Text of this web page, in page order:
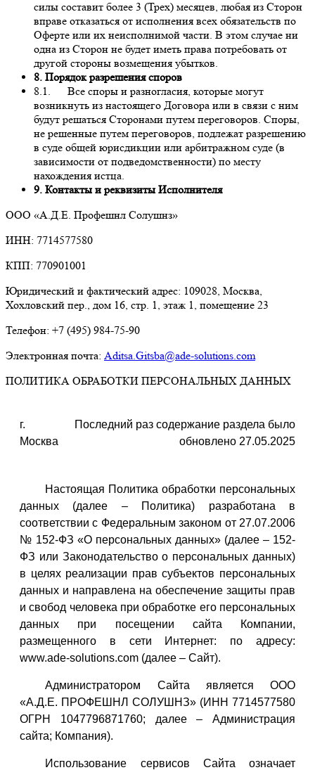
силы составит более 3 (Трех) месяцев, любая из Сторон
вправе отказаться от исполнения всех обязательств по
Оферте или их неисполнимой части. В этом случае ни
одна из Сторон не будет иметь права потребовать от
другой стороны возмещения убытков.
8. Порядок разрешения споров
8.1. Все споры и разногласия, которые могут
возникнуть из настоящего Договора или в связи с ним
будут решаться Сторонами путем переговоров. Споры,
не решенные путем переговоров, подлежат разрешению
в суде общей юрисдикции или арбитражном суде (в
зависимости от подведомственности) по месту
нахождения истца.
9. Контакты и реквизиты Исполнителя
ООО «А.Д.Е. Профешнл Солушнз»
ИНН: 7714577580
КПП: 770901001
Юридический и фактический адрес: 109028, Москва,
Хохловский пер., дом 16, стр. 1, этаж 1, помещение 23
Телефон: +7 (495) 984-75-90
Электронная почта: Aditsa.Gitsba@ade-solutions.com
ПОЛИТИКА ОБРАБОТКИ ПЕРСОНАЛЬНЫХ ДАННЫХ
г.
Москва
Последний раз содержание раздела было
обновлено 27.05.2025
Настоящая Политика обработки персональных
данных (далее – Политика) разработана в
соответствии с Федеральным законом от 27.07.2006
№ 152-ФЗ «О персональных данных» (далее – 152-
ФЗ или Законодательство о персональных данных)
в целях реализации прав субъектов персональных
данных и направлена на обеспечение защиты прав
и свобод человека при обработке его персональных
данных при посещении сайта Компании,
размещенного в сети Интернет: по адресу:
www.ade-solutions.com (далее – Сайт).
Администратором Сайта является ООО
«А.Д.Е. ПРОФЕШНЛ СОЛУШНЗ» (ИНН 7714577580
ОГРН 1047796871760; далее – Администрация
сайта; Компания).
Использование сервисов Сайта означает